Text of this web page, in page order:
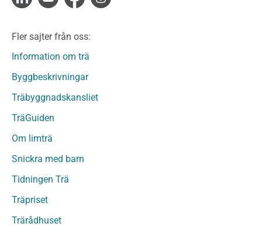
Limträ
Fanerträ
Fanerträ Obehandlat
Träpanel och Utvändig beklädnad Behandlat
Träpanel och utvändig beklädnad Obehandlat
Trägolv
Sågat virke
Sågat virke Behandlat
Övriga träprodukter
Övrigt byggvirke
Fler sajter från oss:
Information om trä
Byggbeskrivningar
Träbyggnadskansliet
TräGuiden
Om limträ
Snickra med barn
Tidningen Trä
Träpriset
Trärådhuset